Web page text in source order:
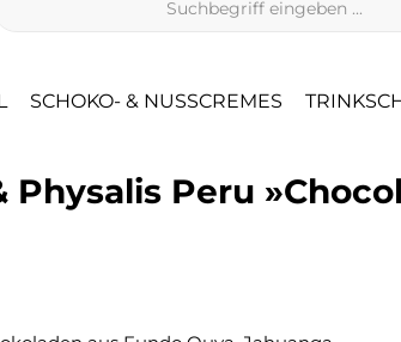
SCHOKO- & NUSSCREMES
Physalis Peru